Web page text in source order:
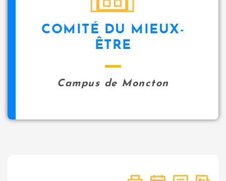
COMITÉ DU MIEUX-
ÊTRE
Campus de Moncton